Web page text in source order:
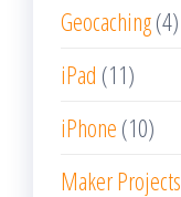
Geocaching(4)
iPad (11)
iPhone (10)
Maker Projects